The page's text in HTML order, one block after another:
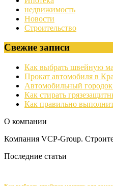
недвижимость
Новости
Строительство
Свежие записи
Как выбрать швейную
Прокат автомобиля в
Автомобильный
Как стирать
Как правильно
О компании
Компания VCP-Group.
Последние статьи